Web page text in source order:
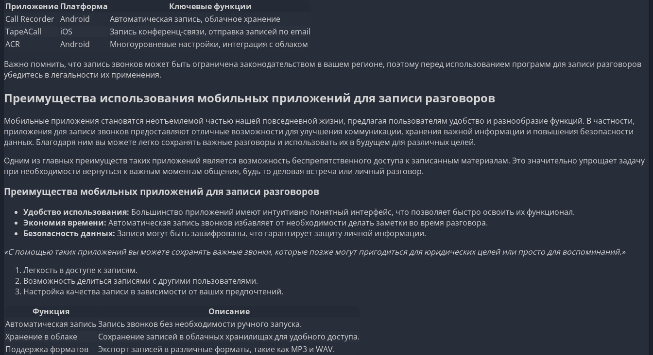
Приложение Платформа
Ключевые функции
Call Recorder Android
Автоматическая запись, облачное хранение
TapeACall
iOS
Запись конференц-связи, отправка записей по email
ACR
Android
Многоуровневые настройки, интеграция с облаком
Важно помнить, что запись звонков может быть ограничена законодательством в вашем регионе, поэтому перед использованием программ для записи разговоров
убедитесь в легальности их применения.
Преимущества использования мобильных приложений для записи разговоров
Мобильные приложения становятся неотъемлемой частью нашей повседневной жизни, предлагая пользователям удобство и разнообразие функций. В частности,
приложения для записи звонков предоставляют отличные возможности для улучшения коммуникации, хранения важной информации и повышения безопасности
данных. Благодаря ним вы можете легко сохранять важные разговоры и использовать их в будущем для различных целей.
Одним из главных преимуществ таких приложений является возможность беспрепятственного доступа к записанным материалам. Это значительно упрощает задачу
при необходимости вернуться к важным моментам общения, будь то деловая встреча или личный разговор.
Преимущества мобильных приложений для записи разговоров
Удобство использования: Большинство приложений имеют интуитивно понятный интерфейс, что позволяет быстро освоить их функционал.
Экономия времени: Автоматическая запись звонков избавляет от необходимости делать заметки во время разговора.
Безопасность данных: Записи могут быть зашифрованы, что гарантирует защиту личной информации.
«С помощью таких приложений вы можете сохранять важные звонки, которые позже могут пригодиться для юридических целей или просто для воспоминаний.»
Легкость в доступе к записям.
Возможность делиться записями с другими пользователями.
Настройка качества записи в зависимости от ваших предпочтений.
Функция
Описание
Автоматическая записьЗапись звонков без необходимости ручного запуска.
Хранение в облаке
Сохранение записей в облачных хранилищах для удобного доступа.
Поддержка форматов
Экспорт записей в различные форматы, такие как MP3 и WAV.